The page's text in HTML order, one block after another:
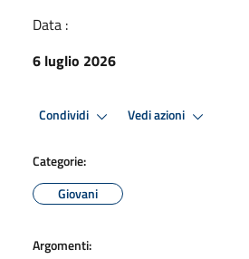
Data :
6 luglio 2026
Condividi Vedi azioni
Categorie:
Giovani
Argomenti: